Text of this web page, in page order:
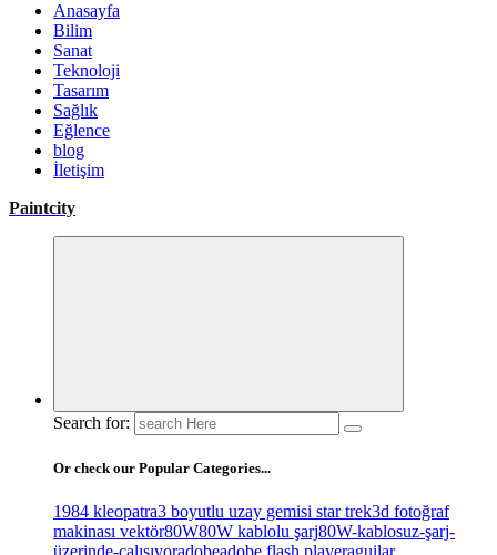
Anasayfa
Bilim
Sanat
Teknoloji
Tasarım
Sağlık
Eğlence
blog
İletişim
Paintcity
Search for:
Or check our Popular Categories...
1984 kleopatra3 boyutlu uzay gemisi star trek3d fotoğraf
makinası vektör80W80W kablolu şarj80W-kablosuz-şarj-